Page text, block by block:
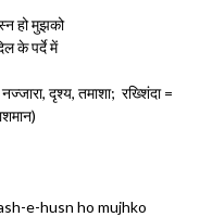
हो मुझको
के पर्दे में
दृश्य, तमाशा; रख्शिंदा =
e-husn ho mujhko